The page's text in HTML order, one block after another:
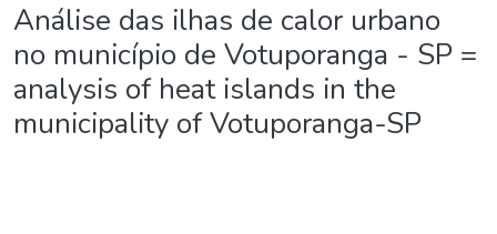
Análise das ilhas de calor urbano
no município de Votuporanga - SP =
analysis of heat islands in the
municipality of Votuporanga-SP